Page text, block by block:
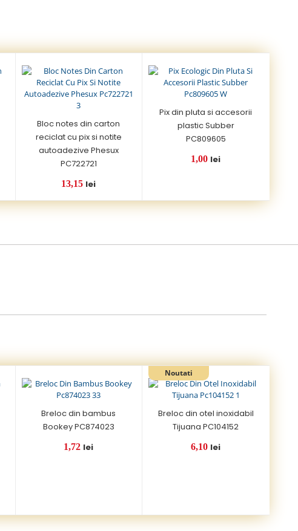
Bloc notes din carton
reciclat cu pix si notite
autoadezive Phesux
PC722721
13,15 lei
Pix din pluta si accesorii
plastic Subber
PC809605
1,00 lei
Breloc din bambus
Bookey PC874023
1,72 lei
Breloc din otel inoxidabil
Tijuana PC104152
6,10 lei